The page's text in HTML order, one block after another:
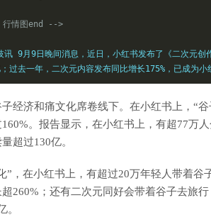
情图end -->
9月9日晚间消息，近日，小红书发布了《二次元创
过去一年，二次元内容发布同比增长175%，已成为小
济和痛文化席卷线下。在小红书上，“谷
。报告显示，在小红书上，有超77万
超过130亿。
在小红书上，有超过20万年轻人带着谷
260%；还有二次元同好会带着谷子去旅
。